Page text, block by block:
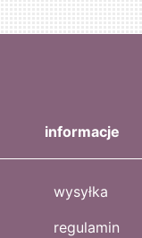
informacje
wysyłka
regulamin